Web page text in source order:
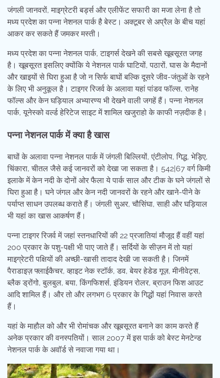
जंगली जानवरों, माइग्रेटरी बर्ड्स और एलीफेंट सफारी का मजा लेना है तो
मध्य प्रदेश का पन्ना नेशनल पार्क है बेस्ट। अक्टूबर से अप्रैल के बीच यहां
आकर कर सकते हैं जमकर मस्ती।
मध्य प्रदेश का पन्ना नेशनल पार्क, टाइगर्स देखने की सबसे खूबसूरत जगह
है। खूबसूरत इसलिए क्योंकि ये नेशनल पार्क घाटियों, पठारों, घास के मैदानों
और खाइयों से घिरा हुआ है जो न सिर्फ बाघों बल्कि दूसरे जीव-जंतुओं के रहने
के लिए भी अनुकूल है। टाइगर रिजर्व के अलावा यहां पांडव फॉल्स, रानेह
फॉल्स और केन घड़ियाल अभ्यारण्य भी देखने वाली जगहें हैं। पन्ना नेशनल
पार्क, यूनेस्को वर्ल्ड हेरिटेज साइट में शामिल खजुराहो के काफी नज़दीक है।
पन्ना नेशनल पार्क में क्या है खास
बाघों के अलावा पन्ना नेशनल पार्क में जंगली बिल्लियों, एंटीलोप, गिद्ध, भेड़िए,
चिंकारा, चीतल जैसे कई जानवरों को देखा जा सकता है। 542|67 वर्ग किमी
इलाके में केन नदी के दोनों ओर फैला ये पार्क साल और टीक के घने जंगलों से
घिरा हुआ है। घने जंगल और केन नदी जानवरों के रहने और खाने-पीने के
पर्याप्त साधन उपलब्ध कराते हैं। जंगली सुअर, चौसिंघा, साही और घड़ियाल
भी यहां का खास आकर्षण हैं।
पन्ना टाइगर रिजर्व में जहां स्तनधारियों की 22 प्रजातियां मौजूद हैं वहीं यहां
200 प्रकार के पशु-पक्षी भी पाए जाते हैं। सर्दियों के सीज़न में तो यहां
माइग्रेटरी पक्षियों की अच्छी-खासी तादाद देखी जा सकती है। जिनमें
पैराडाइज़ फ्लाईकैचर, व्हाइट नेक स्टॉर्क, डव, बेयर हेडेड गूज़, मीनीवेट्स,
ब्लैक ड्रोंगो, बुलबुल, बया, किंगफिशर्स, इंडियन रोलर, ब्राउन फिश आउट
आदि शामिल हैं। और तो और लगभग 6 प्रकार के गिद्धों यहां निवास करते
हैं।
यहां के माहौल को और भी रोमांचक और खूबसूरत बनाने का काम करते हैं
अनेक प्रकार की वनस्पतियों। साल 2007 में इस पार्क को बेस्ट मेनटेन्ड
नेशनल पार्क के अवॉर्ड से नवाजा गया था।